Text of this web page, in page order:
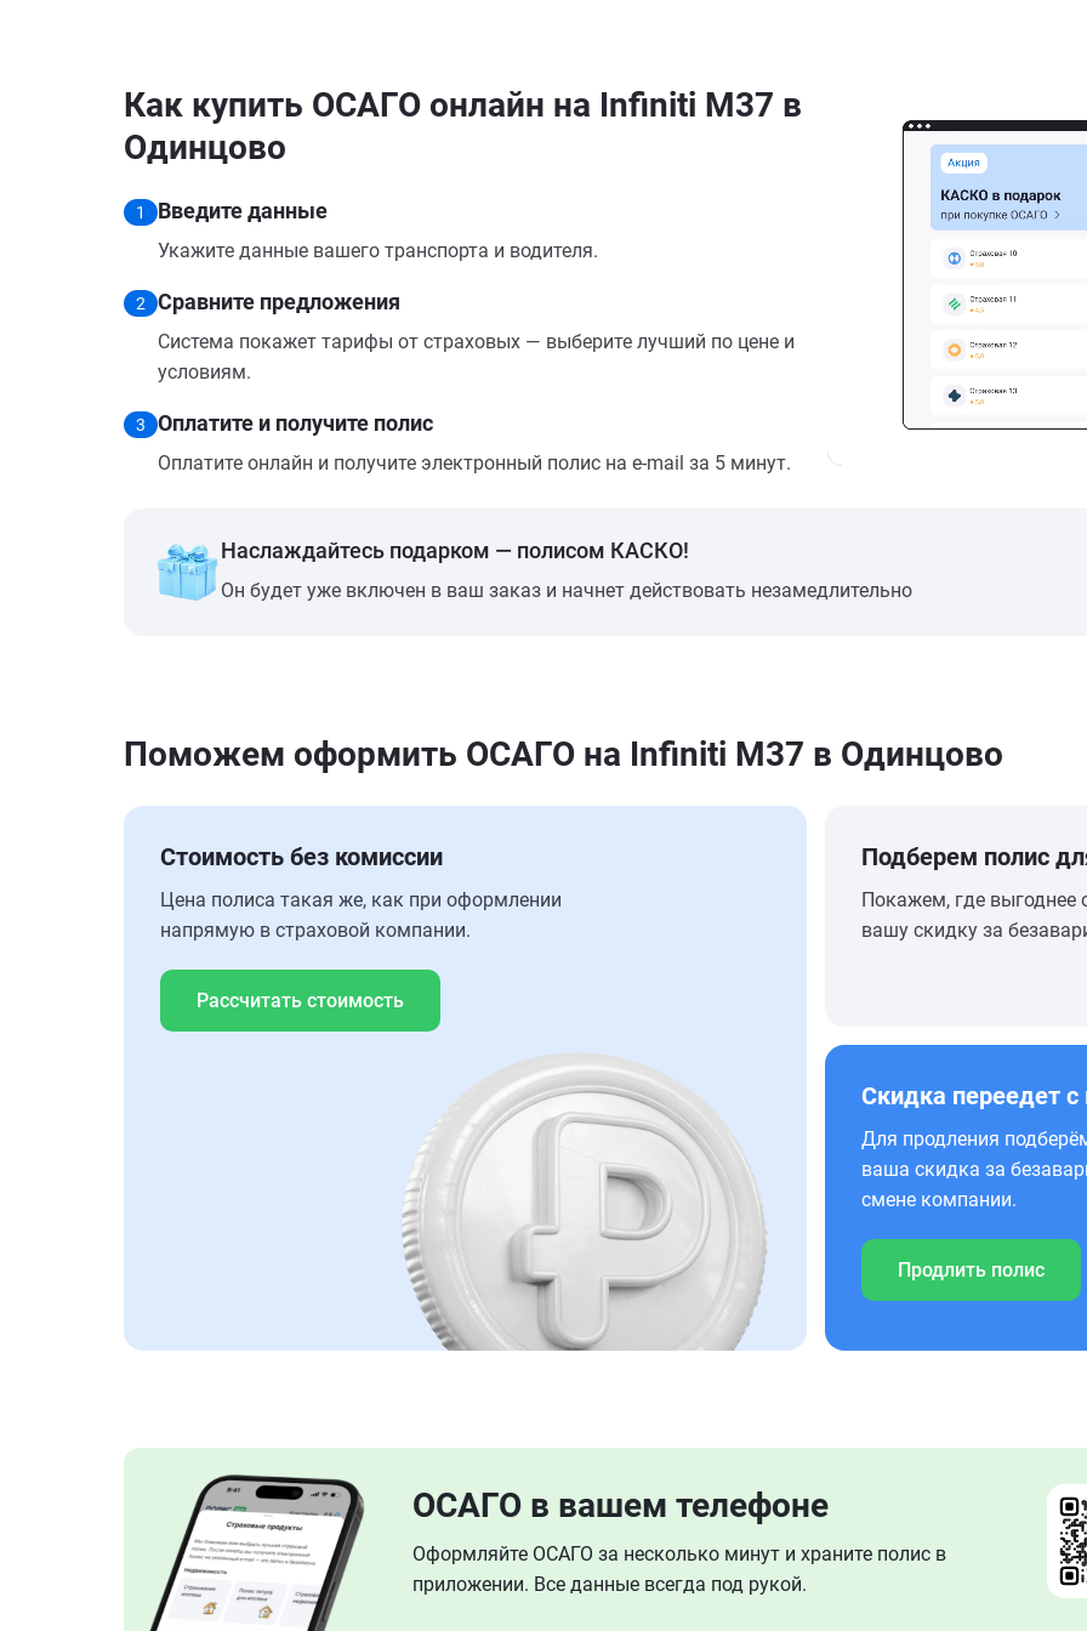
Как купить ОСАГО онлайн на Infiniti M37 в
Одинцово
1 Введите данные
Укажите данные вашего транспорта и водителя.
2 Сравните предложения
Система покажет тарифы от страховых — выберите лучший по цене и
условиям.
3 Оплатите и получите полис
Оплатите онлайн и получите электронный полис на e-mail за 5 минут.
Наслаждайтесь подарком — полисом КАСКО!
Он будет уже включен в ваш заказ и начнет действовать незамедлительно
Поможем оформить ОСАГО на Infiniti M37 в Одинцово
Стоимость без комиссии
Цена полиса такая же, как при оформлении
напрямую в страховой компании.
Рассчитать стоимость
Подберем полис
Покажем, где выгоднее
вашу скидку за
Скидка переедет с
Для продления
ваша скидка за
смене компании.
Продлить полис
ОСАГО в вашем телефоне
Оформляйте ОСАГО за несколько минут и храните полис в
приложении. Все данные всегда под рукой.